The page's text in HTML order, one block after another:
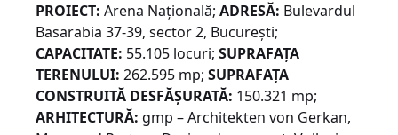
PROIECT: Arena Națională; ADRESĂ: Bulevardul
Basarabia 37-39, sector 2, București;
CAPACITATE: 55.105 locuri; SUPRAFAȚA
TERENULUI: 262.595 mp; SUPRAFAȚA
CONSTRUITĂ DESFĂȘURATĂ: 150.321 mp;
ARHITECTURĂ: gmp – Architekten von Gerkan,